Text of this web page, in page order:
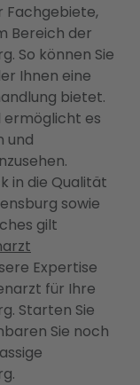
Fachgebiete,
Bereich der
So können Sie
Ihnen eine
bietet.
es
und
in die Qualität
sowie
gilt
Expertise
für Ihre
Starten Sie
Sie noch